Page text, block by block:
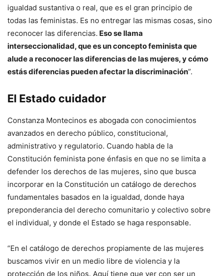
igualdad sustantiva o real, que es el gran principio de
todas las feministas. Es no entregar las mismas cosas, sino
reconocer las diferencias. Eso se llama
interseccionalidad, que es un concepto feminista que
alude a reconocer las diferencias de las mujeres, y cómo
estás diferencias pueden afectar la discriminación”.
El Estado cuidador
Constanza Montecinos es abogada con conocimientos
avanzados en derecho público, constitucional,
administrativo y regulatorio. Cuando habla de la
Constitución feminista pone énfasis en que no se limita a
defender los derechos de las mujeres, sino que busca
incorporar en la Constitución un catálogo de derechos
fundamentales basados en la igualdad, donde haya
preponderancia del derecho comunitario y colectivo sobre
el individual, y donde el Estado se haga responsable.
“En el catálogo de derechos propiamente de las mujeres
buscamos vivir en un medio libre de violencia y la
protección de los niños. Aquí tiene que ver con ser un